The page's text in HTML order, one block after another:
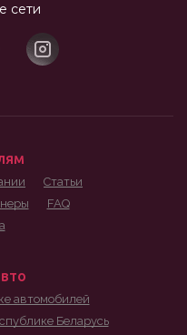
сети
Статьи
FAQ
автомобилей
Беларусь